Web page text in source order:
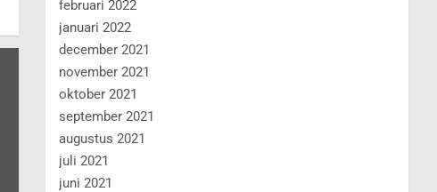
februari 2022
januari 2022
december 2021
november 2021
oktober 2021
september 2021
augustus 2021
juli 2021
juni 2021